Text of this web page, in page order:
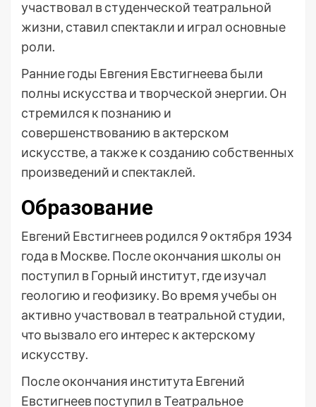
участвовал в студенческой театральной
жизни, ставил спектакли и играл основные
роли.
Ранние годы Евгения Евстигнеева были
полны искусства и творческой энергии. Он
стремился к познанию и
совершенствованию в актерском
искусстве, а также к созданию собственных
произведений и спектаклей.
Образование
Евгений Евстигнеев родился 9 октября 1934
года в Москве. После окончания школы он
поступил в Горный институт, где изучал
геологию и геофизику. Во время учебы он
активно участвовал в театральной студии,
что вызвало его интерес к актерскому
искусству.
После окончания института Евгений
Евстигнеев поступил в Театральное